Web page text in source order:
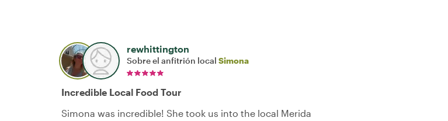
rewhittington
Sobre el anfitrión local Simona
Incredible Local Food Tour
Simona was incredible! She took us into the local Merida